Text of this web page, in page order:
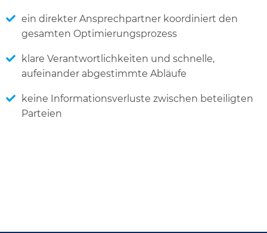
ein direkter Ansprechpartner koordiniert den
gesamten Optimierungsprozess
klare Verantwortlichkeiten und schnelle,
aufeinander abgestimmte Abläufe
keine Informationsverluste zwischen beteiligten
Parteien